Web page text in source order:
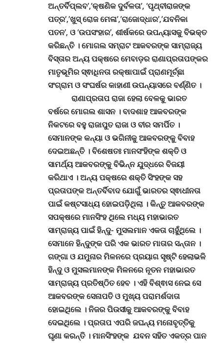
ଅନ୍ତର୍ବିପ୍ଲବ’,’କ୍ଷଣିକ ଦୁର୍ବଳତା’, ‘ପୃଥ୍ବୀରାଜଙ୍କ
ପତ୍ର’,’ଖୁସ୍ ରୋଜ ମେଳା’,’ରାଜୋଦ୍ଧାର’,’ଯବନିକା
ପତନ’, ଓ ‘ଉପସଂହାର’, ଶୀର୍ଷକରେ ଉପନ୍ୟାସକୁ ବିଭକ୍ତ
କରିଛନ୍ତି । ମୋଗଲ ସମ୍ରାଟ ଆକବରଙ୍କ ସାମ୍ରାଜ୍ୟ
ବିସ୍ତାର ଅନ୍ୟ ପକ୍ଷରେ ମେବାଡ଼ର ରାଣାପ୍ରତାପଙ୍କର
ମାତୃଭୂମିର ସ୍ଵାଧିନତା ରକ୍ଷାପାଇଁ ପ୍ରାଣମୂର୍ଚ୍ଛା
ସଂଗ୍ରାମ ଓ ସଂଘର୍ଷର କାହାଣୀ ଉପନ୍ୟାସରେ ବର୍ଣ୍ଣିତ ।
ରାଣାପ୍ରତାପ ରାଜା ହେଲା ବେଳକୁ ଭାରତ
ବର୍ଷରେ ମୋଗଲ ଶାସନ । ବାଦଶାହ ଆକବରଙ୍କ
ନିକଟରେ ବହୁ ରାଜାପୁତ ରାଜା ଓ ବୀର ସମର୍ପିତ ।
ସେମାନଙ୍କ କନ୍ୟା ଓ ଭଗିନୀକୁ ଆକବରଙ୍କୁ ବିବାହ
ଦେଇଅଛନ୍ତି । ବିଶେଷତଃ ମାନସଂହିଙ୍କ ଶକ୍ତି ଓ
ସାମର୍ଥ୍ୟ ଆକବରଙ୍କୁ ବିଭିନ୍ନ ଯୁଦ୍ଧରେ ବିଜୟୀ
କରିଥାଏ । ଅନ୍ୟ ପକ୍ଷରେ ଶକ୍ତି ସିଂହଙ୍କ ସହ
ପ୍ରତାପଙ୍କ ଅନ୍ତର୍ବିବାଦ ଯୋଗୁଁ ଭାରତର ସ୍ଵାଧୀନତା
ପାଇଁ କଷ୍ଟସାଧ୍ୟ ହୋଇପଡ଼ିଥିଲା । କିନ୍ତୁ ଆକବରଙ୍କ
ସପକ୍ଷରେ ମାନସିଂହ ଥିଲେ ମଧ୍ୟ ମହାଭାରତ
ସାମ୍ରାଜ୍ୟ ପାଇଁ ହିନ୍ଦୁ- ମୁସଲମାନ ଏକତା ଚାହୁଁଥିଲେ ।
ସେମାନେ ହିନ୍ଦୁଙ୍କ ପରି ଏକ ଭାରତ ମାତାର ସନ୍ତାନ ।
ଗଙ୍ଗା ଓ ଯମୁନାର ମିଳନରେ ପ୍ରୟାଗ ସୃଷ୍ଟି ହେଲାଭଳି
ହିନ୍ଦୁ ଓ ମୁସଲମାନଙ୍କ ମିଳନରେ ନୂତନ ମହାଭାରତ
ସାମ୍ରାଜ୍ୟ ପ୍ରତିଷ୍ଠିତ ହେବ । ଏହି ବିଶ୍ଵାସ ନେଇ ସେ
ଆକବରଙ୍କ ସେନାପତି ଓ ମୁଖ୍ୟ ପରାମର୍ଶଦାତା
ହୋଇଥିଲେ । ନିଜର ପିଉସୀକୁ ଆକବରଙ୍କୁ ବିବାହ
ଦେଇଥିଲେ । ପ୍ରତାପ ଏପରି ଜଘନ୍ୟ ମନୋବୃତ୍ତିକୁ
ଘୃଣା କରନ୍ତି । ମାନସିଂହଙ୍କ ଯବନ ସହିତ ଏକତ୍ର ପାନ